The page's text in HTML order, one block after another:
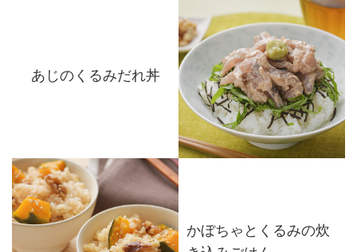
あじのくるみだれ丼
かぼちゃとくるみの炊